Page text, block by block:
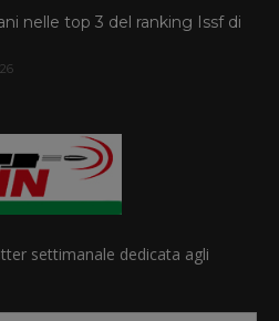
nelle top 3 del ranking Issf di
settimanale dedicata agli